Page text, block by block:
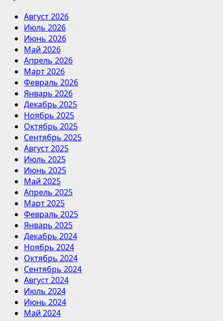
Август 2026
Июль 2026
Июнь 2026
Май 2026
Апрель 2026
Март 2026
Февраль 2026
Январь 2026
Декабрь 2025
Ноябрь 2025
Октябрь 2025
Сентябрь 2025
Август 2025
Июль 2025
Июнь 2025
Май 2025
Апрель 2025
Март 2025
Февраль 2025
Январь 2025
Декабрь 2024
Ноябрь 2024
Октябрь 2024
Сентябрь 2024
Август 2024
Июль 2024
Июнь 2024
Май 2024